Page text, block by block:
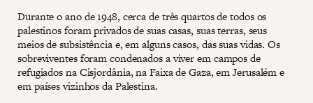
Durante o ano de 1948, cerca de três quartos de todos os
palestinos foram privados de suas casas, suas terras, seus
meios de subsistência e, em alguns casos, das suas vidas. Os
sobreviventes foram condenados a viver em campos de
refugiados na Cisjordânia, na Faixa de Gaza, em Jerusalém e
em países vizinhos da Palestina.